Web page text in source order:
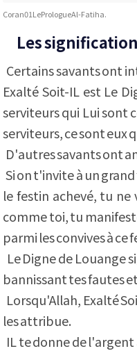
Coran 01 Le Prologue Al -Fatiha.
Les
Certains savants ont
Exalté Soit-IL est Le
serviteurs qui Lui sont
serviteurs, ce sont eux
D'autres savants ont
Si on t'invite à un
le festin achevé, tu
comme toi, tu
parmi les convives à ce
Le Digne de Louange
bannissant tes fautes
Lorsqu'Allah, Exalté
les attribue.
IL te donne de